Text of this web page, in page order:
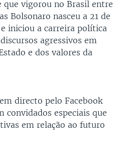
vigorou no Brasil entre
Bolsonaro nasceu a 21 de
iniciou a carreira política
agressivos em
e dos valores da
directo pelo Facebook
convidados especiais que
em relação ao futuro